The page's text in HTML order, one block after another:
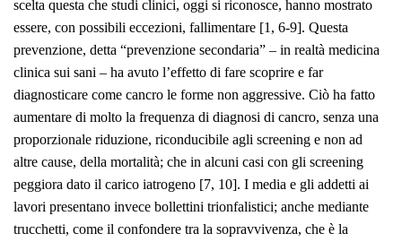
scelta questa che studi clinici, oggi si riconosce, hanno mostrato
essere, con possibili eccezioni, fallimentare [1, 6-9]. Questa
prevenzione, detta “prevenzione secondaria” – in realtà medicina
clinica sui sani – ha avuto l’effetto di fare scoprire e far
diagnosticare come cancro le forme non aggressive. Ciò ha fatto
aumentare di molto la frequenza di diagnosi di cancro, senza una
proporzionale riduzione, riconducibile agli screening e non ad
altre cause, della mortalità; che in alcuni casi con gli screening
peggiora dato il carico iatrogeno [7, 10]. I media e gli addetti ai
lavori presentano invece bollettini trionfalistici; anche mediante
trucchetti, come il confondere tra la sopravvivenza, che è la